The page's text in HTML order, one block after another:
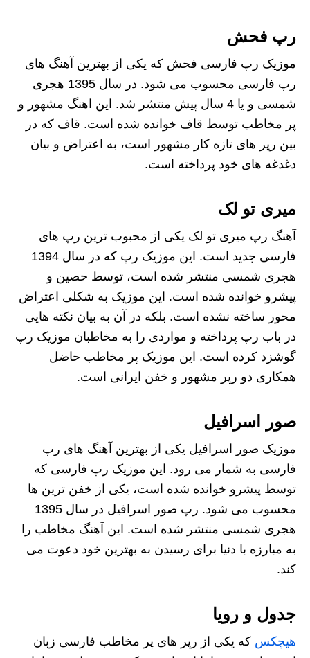
رپ فحش
موزیک رپ فارسی فحش که یکی از بهترین آهنگ های
رپ فارسی محسوب می شود. در سال 1395 هجری
شمسی و یا 4 سال پیش منتشر شد. این اهنگ مشهور و
پر مخاطب توسط قاف خوانده شده است. قاف که در
بین رپر های تازه کار مشهور است، به اعتراض و بیان
دغدغه های خود پرداخته است.
میری تو لک
آهنگ رپ میری تو لک یکی از محبوب ترین رپ های
فارسی جدید است. این موزیک رپ که در سال 1394
هجری شمسی منتشر شده است، توسط حصین و
پیشرو خوانده شده است. این موزیک به شکلی اعتراض
محور ساخته نشده است. بلکه در آن به بیان نکته هایی
در باب رپ پرداخته و مواردی را به مخاطبان موزیک رپ
گوشزد کرده است. این موزیک پر مخاطب حاضل
همکاری دو رپر مشهور و خفن ایرانی است.
صور اسرافیل
موزیک صور اسرافیل یکی از بهترین آهنگ های رپ
فارسی به شمار می رود. این موزیک رپ فارسی که
توسط پیشرو خوانده شده است، یکی از خفن ترین ها
محسوب می شود. رپ صور اسرافیل در سال 1395
هجری شمسی منتشر شده است. این آهنگ مخاطب را
به مبارزه با دنیا برای رسیدن به بهترین خود دعوت می
کند.
جدول و رویا
هیچکس که یکی از رپر های پر مخاطب فارسی زبان